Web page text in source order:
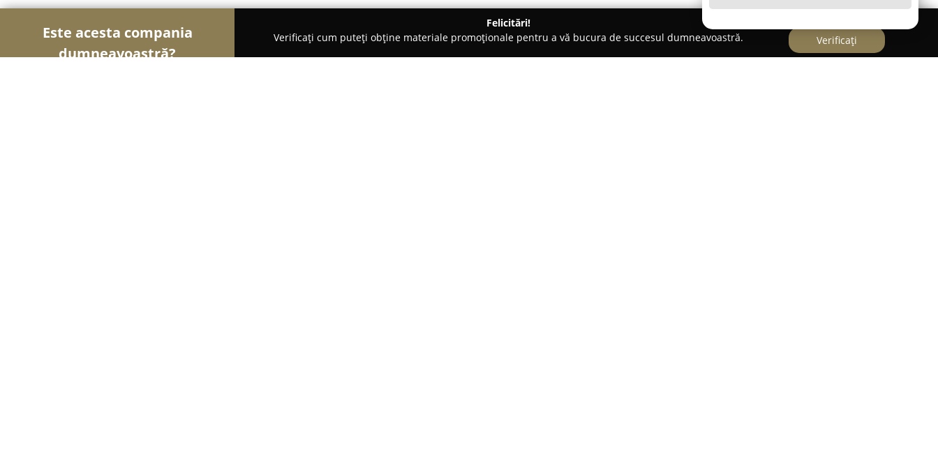
Este acesta compania
dumneavoastră?
Felicitări!
Verificați cum puteți obține materiale promoționale pentru a vă bucura de succesul dumneavoastră.
Verificați